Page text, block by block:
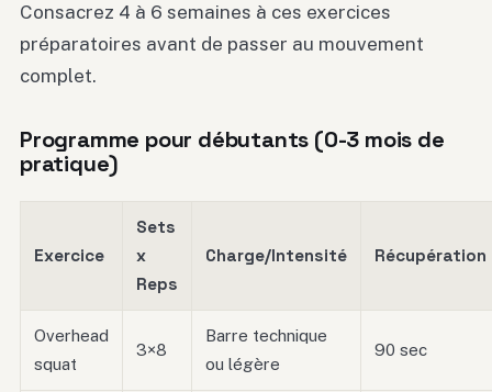
Consacrez 4 à 6 semaines à ces exercices
préparatoires avant de passer au mouvement
complet.
Programme pour débutants (0-3 mois de
pratique)
Exercice
Sets
x
Reps
Charge/Intensité Récupération
Overhead
squat
3×8
Barre technique
ou légère
90 sec